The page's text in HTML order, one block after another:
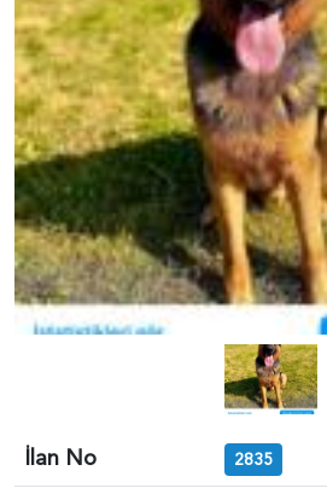
İlan No 2835